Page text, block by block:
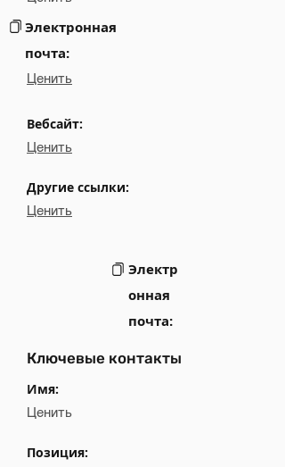
Электронная
почта:
Ценить
Вебсайт:
Ценить
Другие ссылки:
Ценить
Электр
онная
почта:
Ключевые контакты
Имя:
Ценить
Позиция: